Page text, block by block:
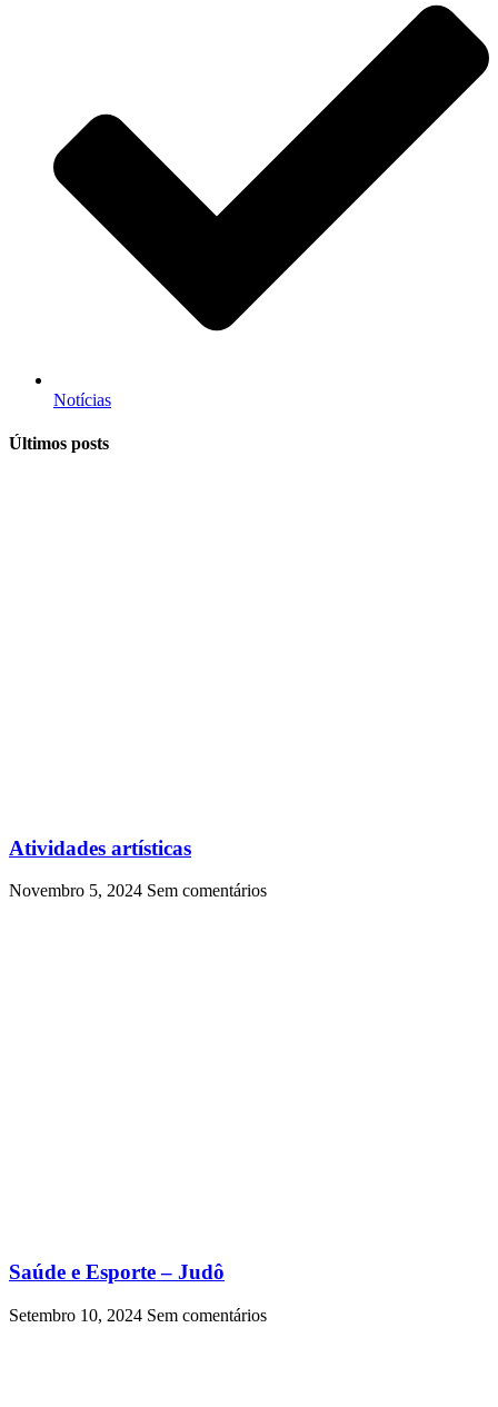
Notícias
Últimos posts
Atividades artísticas
Novembro 5, 2024 Sem comentários
Saúde e Esporte – Judô
Setembro 10, 2024 Sem comentários